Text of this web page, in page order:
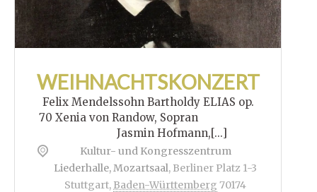
WEIHNACHTSKONZERT
Felix Mendelssohn Bartholdy ELIAS op.
70 Xenia von Randow, Sopran
Jasmin Hofmann,[...]
Kultur- und Kongresszentrum
Liederhalle, Mozartsaal, Berliner Platz 1-3
Stuttgart, Baden-Württemberg 70174